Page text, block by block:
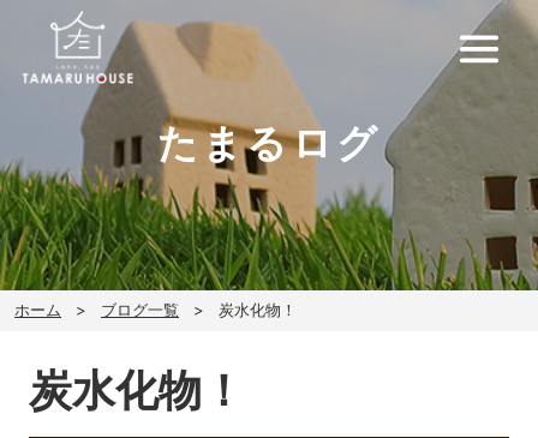
たまるログ
ホーム ブログ一覧 炭水化物！
炭水化物！